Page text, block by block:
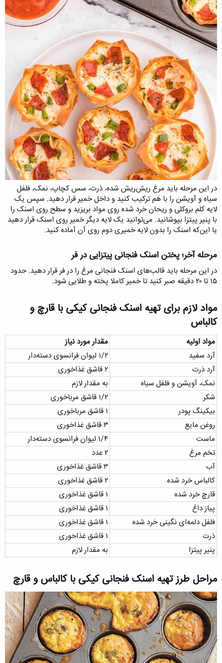
در این مرحله باید مرغ ریش‌ریش شده، ذرت، سس کچاپ، نمک، فلفل
سیاه و آویشن را با هم ترکیب کنید و داخل خمیر قرار دهید. سپس یک
لایه کلم بروکلی و ریحان خرد شده روی مواد بریزید و سطح روی اسنک را
با پنیر پیتزا بپوشانید. می‌توانید یک لایه دیگر خمیر روی اسنک قرار دهید
یا این‌که اسنک را بدون لایه خمیری دوم روی آن آماده کنید.
مرحله آخر؛ پختن اسنک فنجانی پیتزایی در فر​
در این مرحله باید قالب‌های اسنک فنجانی مرغ را در فر قرار دهید. حدود
۱۵ تا ۲۰ دقیقه صبر کنید تا خمیر کاملا پخته و طلایی شود.
مواد لازم برای تهیه اسنک فنجانی کیکی با قارچ و
کالباس​
مواد اولیه
مقدار مورد نیاز
آرد سفید
۱/۲ لیوان فرانسوی دسته‌دار
آرد ذرت
۲ قاشق غذاخوری
نمک، آویشن و فلفل سیاه
به مقدار لازم
شکر
۱/۲ قاشق مرباخوری
بیکینگ پودر
۱ قاشق مرباخوری
روغن مایع
۳ قاشق غذاخوری
ماست
۱/۴ لیوان فرانسوی دسته‌دار
تخم مرغ
۲ عدد
آب
۳ قاشق غذاخوری
کالباس خرد شده
۲ قاشق غذاخوری
قارچ خرد شده
۱ قاشق غذاخوری
پیاز داغ
۱ قاشق غذاخوری
فلفل دلمه‌ای نگینی خرد شده
۱ قاشق غذاخوری
ذرت
۱ قاشق غذاخوری
پنیر پیتزا
به مقدار لازم
مراحل طرز تهیه اسنک فنجانی کیکی با کالباس و قارچ​